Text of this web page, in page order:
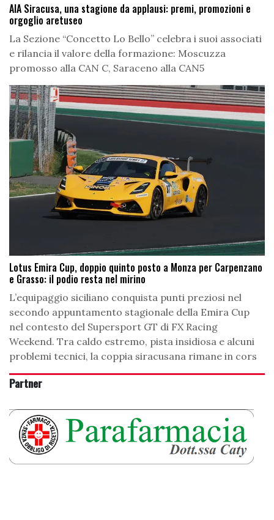
AIA Siracusa, una stagione da applausi: premi, promozioni e
orgoglio aretuseo
La Sezione “Concetto Lo Bello” celebra i suoi associati
e rilancia il valore della formazione: Moscuzza
promosso alla CAN C, Saraceno alla CAN5
Lotus Emira Cup, doppio quinto posto a Monza per Carpenzano
e Grasso: il podio resta nel mirino
L’equipaggio siciliano conquista punti preziosi nel
secondo appuntamento stagionale della Emira Cup
nel contesto del Supersport GT di FX Racing
Weekend. Tra caldo estremo, pista insidiosa e alcuni
problemi tecnici, la coppia siracusana rimane in cors
Partner